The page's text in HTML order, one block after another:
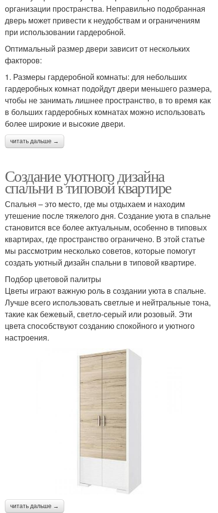
организации пространства. Неправильно подобранная
дверь может привести к неудобствам и ограничениям
при использовании гардеробной.
Оптимальный размер двери зависит от нескольких
факторов:
1. Размеры гардеробной комнаты: для небольших
гардеробных комнат подойдут двери меньшего размера,
чтобы не занимать лишнее пространство, в то время как
в больших гардеробных комнатах можно использовать
более широкие и высокие двери.
читать дальше →
Создание уютного дизайна
спальни в типовой квартире
Спальня – это место, где мы отдыхаем и находим
утешение после тяжелого дня. Создание уюта в спальне
становится все более актуальным, особенно в типовых
квартирах, где пространство ограничено. В этой статье
мы рассмотрим несколько советов, которые помогут
создать уютный дизайн спальни в типовой квартире.
Подбор цветовой палитры
Цветы играют важную роль в создании уюта в спальне.
Лучше всего использовать светлые и нейтральные тона,
такие как бежевый, светло-серый или розовый. Эти
цвета способствуют созданию спокойного и уютного
настроения.
читать дальше →